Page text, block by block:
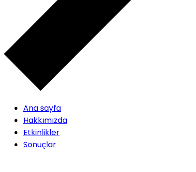
Ana sayfa
Hakkımızda
Etkinlikler
Sonuçlar